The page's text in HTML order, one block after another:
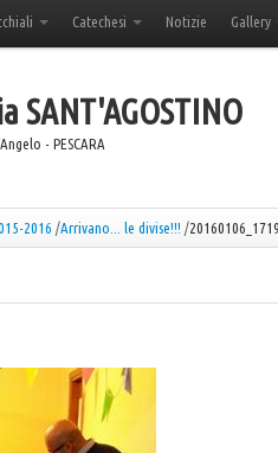
Catechesi Notizie Gallery
SANT'AGOSTINO
- PESCARA
2016 /Arrivano... le divise!!! /